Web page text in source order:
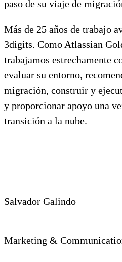
paso de su viaje de
Más de 25 años de trabajo
3digits. Como Atlassian
trabajamos estrechamente
evaluar su entorno,
migración, construir y
y proporcionar apoyo una
transición a la nube.
Salvador Galindo
Marketing &